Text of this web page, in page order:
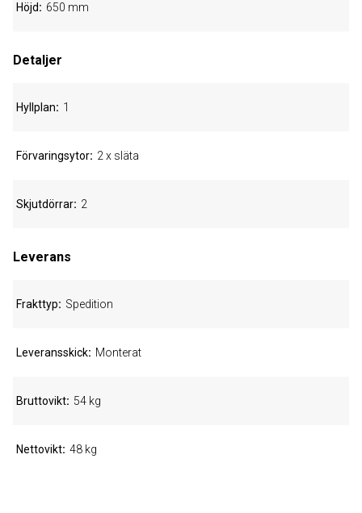
Höjd 650 mm
Detaljer
Hyllplan 1
Förvaringsytor 2 x släta
Skjutdörrar 2
Leverans
Frakttyp Spedition
Leveransskick Monterat
Bruttovikt 54 kg
Nettovikt 48 kg